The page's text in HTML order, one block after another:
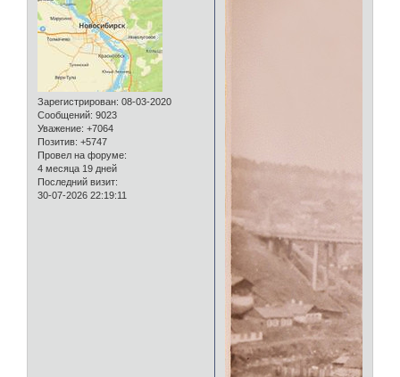
Зарегистрирован: 08-03-2020
Сообщений: 9023
Уважение: +7064
Позитив: +5747
Провел на форуме:
4 месяца 19 дней
Последний визит:
30-07-2026 22:19:11